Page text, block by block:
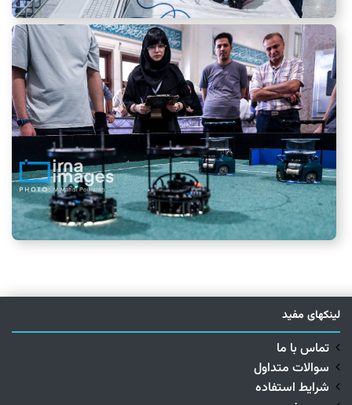
لینکهای مفید
تماس با ما
سوالات متداول
شرایط استفاده